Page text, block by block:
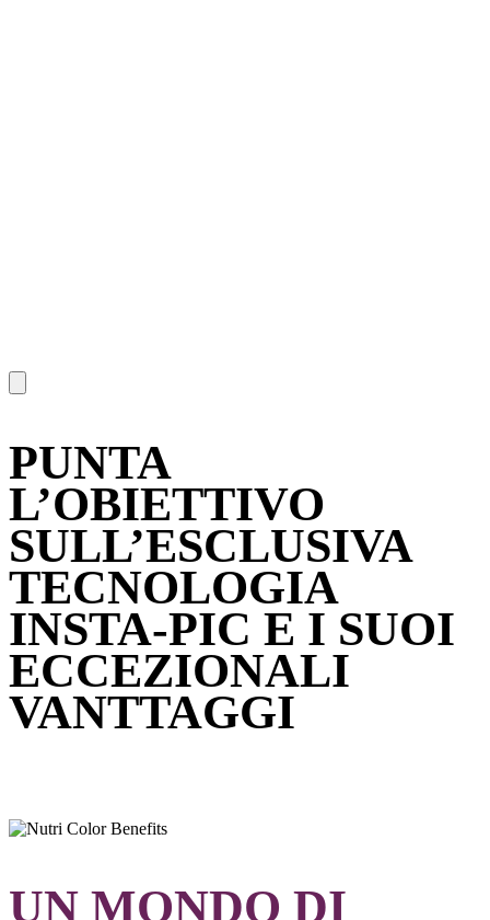
PUNTA
L’OBIETTIVO
SULL’ESCLUSIVA
TECNOLOGIA
INSTA-PIC E I SUOI
ECCEZIONALI
VANTTAGGI
UN MONDO DI